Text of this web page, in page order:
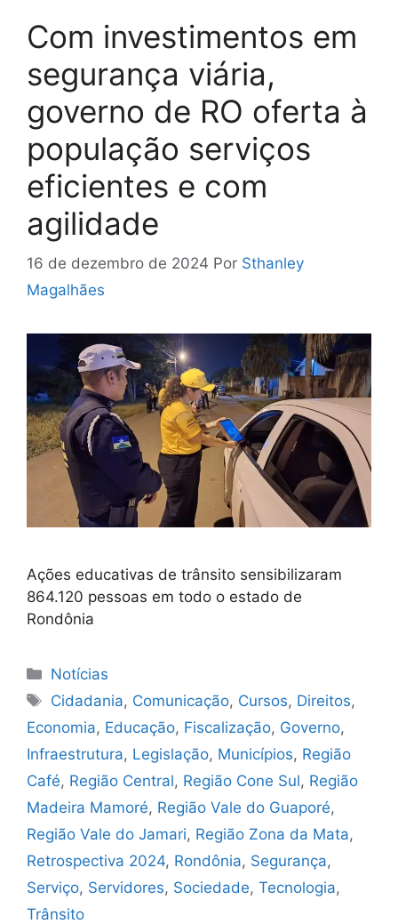
Com investimentos em
segurança viária,
governo de RO oferta à
população serviços
eficientes e com
agilidade
16 de dezembro de 2024 Por Sthanley
Magalhães
Ações educativas de trânsito sensibilizaram
864.120 pessoas em todo o estado de
Rondônia
Categorias
Notícias
Tags
Cidadania, Comunicação, Cursos, Direitos,
Economia, Educação, Fiscalização, Governo,
Infraestrutura, Legislação, Municípios, Região
Café, Região Central, Região Cone Sul, Região
Madeira Mamoré, Região Vale do Guaporé,
Região Vale do Jamari, Região Zona da Mata,
Retrospectiva 2024, Rondônia, Segurança,
Serviço, Servidores, Sociedade, Tecnologia,
Trânsito